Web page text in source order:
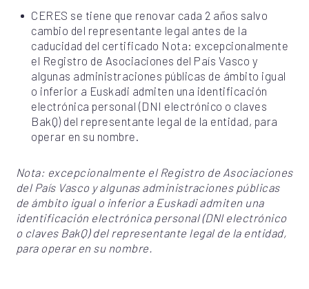
CERES se tiene que renovar cada 2 años salvo
cambio del representante legal antes de la
caducidad del certificado Nota: excepcionalmente
el Registro de Asociaciones del País Vasco y
algunas administraciones públicas de ámbito igual
o inferior a Euskadi admiten una identificación
electrónica personal (DNI electrónico o claves
BakQ) del representante legal de la entidad, para
operar en su nombre.
Nota: excepcionalmente el Registro de Asociaciones
del País Vasco y algunas administraciones públicas
de ámbito igual o inferior a Euskadi admiten una
identificación electrónica personal (DNI electrónico
o claves BakQ) del representante legal de la entidad,
para operar en su nombre.